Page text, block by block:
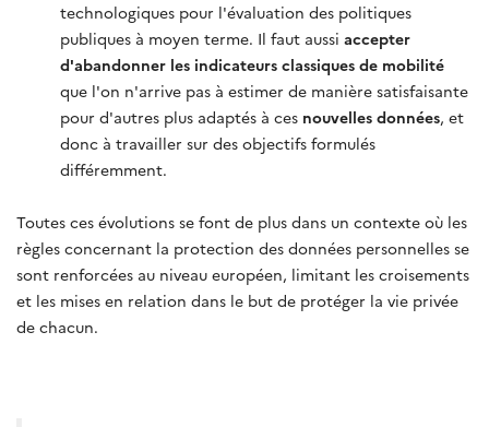
technologiques pour l'évaluation des politiques
publiques à moyen terme. Il faut aussi accepter
d'abandonner les indicateurs classiques de mobilité
que l'on n'arrive pas à estimer de manière satisfaisante
pour d'autres plus adaptés à ces nouvelles données, et
donc à travailler sur des objectifs formulés
différemment.
Toutes ces évolutions se font de plus dans un contexte où les
règles concernant la protection des données personnelles se
sont renforcées au niveau européen, limitant les croisements
et les mises en relation dans le but de protéger la vie privée
de chacun.